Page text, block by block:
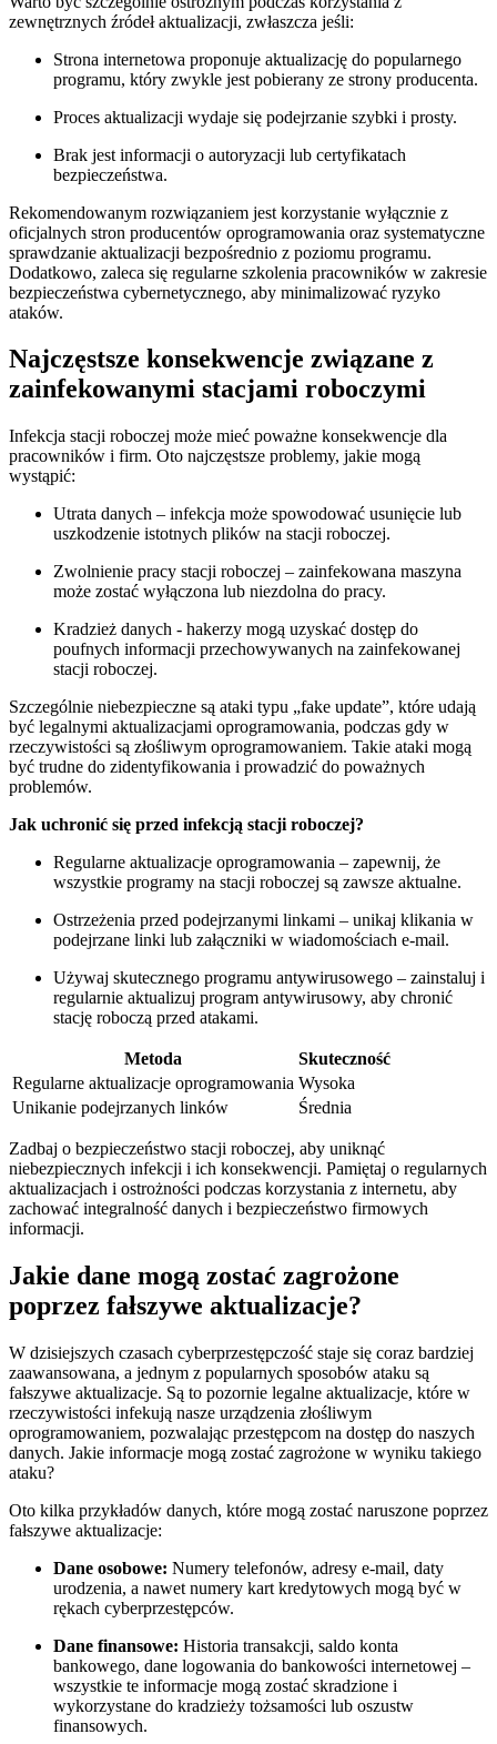
zewnętrznych źródeł aktualizacji,⁤ zwłaszcza jeśli:
Strona internetowa proponuje aktualizację do popularnego
programu, który zwykle jest pobierany ze strony producenta.
Proces aktualizacji wydaje się podejrzanie szybki i ⁤prosty.
Brak jest informacji o autoryzacji lub certyfikatach
bezpieczeństwa.
Rekomendowanym rozwiązaniem ⁣jest korzystanie wyłącznie z
oficjalnych stron producentów⁣ oprogramowania oraz systematyczne
sprawdzanie aktualizacji bezpośrednio z poziomu ⁤programu.
Dodatkowo, zaleca się regularne szkolenia pracowników w zakresie
bezpieczeństwa cybernetycznego, aby minimalizować ryzyko
ataków.
Najczęstsze konsekwencje ⁣związane z
zainfekowanymi stacjami roboczymi
Infekcja stacji roboczej może mieć poważne konsekwencje dla
pracowników ⁢i firm. Oto najczęstsze problemy, jakie mogą
wystąpić:
Utrata danych‌ – infekcja może spowodować usunięcie lub
uszkodzenie istotnych plików na stacji roboczej.
Zwolnienie ⁢pracy stacji roboczej – zainfekowana maszyna
może zostać‌ wyłączona lub niezdolna do pracy.
Kradzież danych -⁢ hakerzy mogą uzyskać⁣ dostęp do
poufnych ‍informacji przechowywanych na zainfekowanej
stacji roboczej.
Szczególnie niebezpieczne są​ ataki ​typu „fake update”, które udają
być legalnymi aktualizacjami oprogramowania, podczas gdy w
rzeczywistości są złośliwym oprogramowaniem. Takie ataki mogą
‌być trudne do zidentyfikowania i‌ prowadzić do poważnych
problemów.
Jak ⁢uchronić się przed infekcją stacji ‍roboczej?
Regularne aktualizacje oprogramowania​ – zapewnij, że
wszystkie‍ programy na‍ stacji roboczej są zawsze aktualne.
Ostrzeżenia przed podejrzanymi linkami – unikaj klikania w
podejrzane linki lub ⁢załączniki ​w‍ wiadomościach e-mail.
Używaj skutecznego programu antywirusowego – zainstaluj i
regularnie aktualizuj program antywirusowy, ⁣aby chronić​
stację roboczą przed atakami.
Metoda
Skuteczność
Regularne aktualizacje oprogramowania Wysoka
Unikanie podejrzanych linków
Średnia
Zadbaj o bezpieczeństwo stacji roboczej, aby uniknąć
niebezpiecznych ⁣infekcji i ich konsekwencji. Pamiętaj ⁢o regularnych​
aktualizacjach i ostrożności podczas korzystania z internetu, aby
zachować integralność danych i bezpieczeństwo firmowych
informacji.
Jakie dane mogą zostać zagrożone
poprzez fałszywe aktualizacje?
W ‌dzisiejszych czasach cyberprzestępczość ⁢staje się coraz bardziej
zaawansowana, a jednym ⁢z‌ popularnych sposobów ataku są
fałszywe aktualizacje. Są⁢ to pozornie legalne aktualizacje, które w
rzeczywistości infekują nasze urządzenia złośliwym
oprogramowaniem, pozwalając przestępcom na dostęp do ⁢naszych
danych. Jakie informacje mogą zostać zagrożone w wyniku ⁢takiego
ataku?
Oto kilka przykładów ⁢danych, ‌które mogą zostać naruszone ⁢poprzez
fałszywe aktualizacje:
Dane osobowe: Numery ​telefonów, adresy e-mail,⁤ daty
urodzenia, a nawet numery kart kredytowych mogą ‌być‍ w
rękach cyberprzestępców.
Dane finansowe: Historia ‍transakcji, saldo konta
bankowego, dane logowania do bankowości internetowej –
wszystkie te informacje mogą zostać skradzione i
wykorzystane do kradzieży⁢ tożsamości lub oszustw
finansowych.